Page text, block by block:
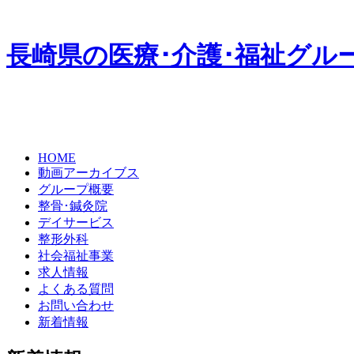
長崎県の医療･介護･福祉グル
HOME
動画アーカイブス
グループ概要
整骨･鍼灸院
デイサービス
整形外科
社会福祉事業
求人情報
よくある質問
お問い合わせ
新着情報